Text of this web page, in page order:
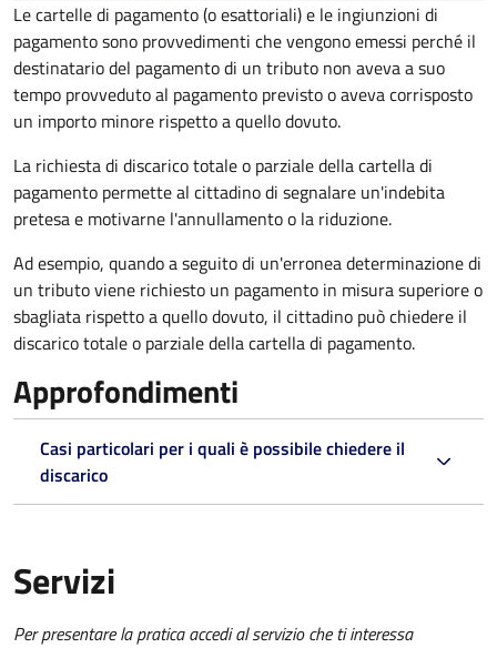
Le cartelle di pagamento (o esattoriali) e le ingiunzioni di
pagamento sono provvedimenti che vengono emessi perché il
destinatario del pagamento di un tributo non aveva a suo
tempo provveduto al pagamento previsto o aveva corrisposto
un importo minore rispetto a quello dovuto.
La richiesta di discarico totale o parziale della cartella di
pagamento permette al cittadino di segnalare un'indebita
pretesa e motivarne l'annullamento o la riduzione.
Ad esempio, quando a seguito di un'erronea determinazione di
un tributo viene richiesto un pagamento in misura superiore o
sbagliata rispetto a quello dovuto, il cittadino può chiedere il
discarico totale o parziale della cartella di pagamento.
Approfondimenti
Casi particolari per i quali è possibile chiedere il
discarico
Servizi
Per presentare la pratica accedi al servizio che ti interessa